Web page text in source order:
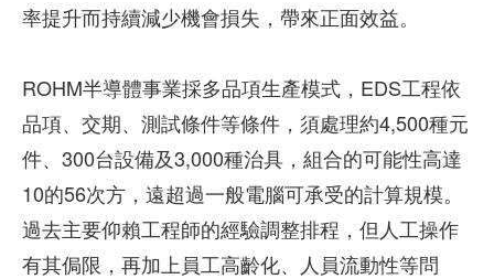
率提升而持續減少機會損失，帶來正面效益。
ROHM半導體事業採多品項生產模式，EDS工程依
品項、交期、測試條件等條件，須處理約4,500種元
件、300台設備及3,000種治具，組合的可能性高達
10的56次方，遠超過一般電腦可承受的計算規模。
過去主要仰賴工程師的經驗調整排程，但人工操作
有其侷限，再加上員工高齡化、人員流動性等問